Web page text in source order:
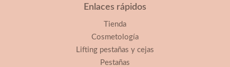
Enlaces rápidos
Tienda
Cosmetología
Lifting pestañas y cejas
Pestañas